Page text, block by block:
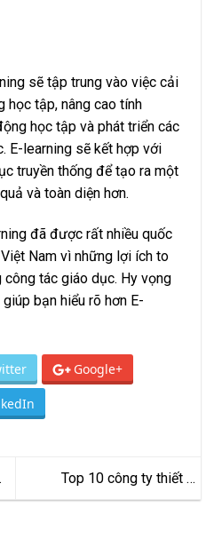
sẽ tập trung vào việc cải
học tập, nâng cao tính
học tập và phát triển các
E-learning sẽ kết hợp với
truyền thống để tạo ra một
và toàn diện hơn.
đã được rất nhiều quốc
Nam vì những lợi ích to
công tác giáo dục. Hy vọng
bạn hiểu rõ hơn E-
Google+
Top 10 công ty thiết kế
website học trực tuyến uy tín